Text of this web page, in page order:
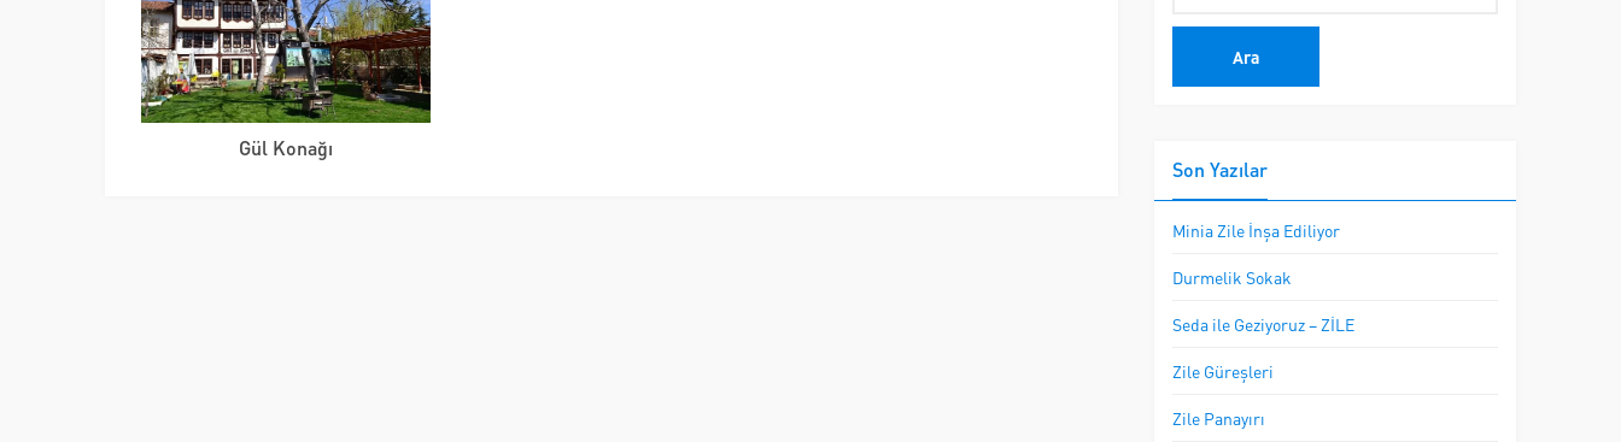
Gül Konağı
Son Yazılar
Minia Zile İnşa Ediliyor
Durmelik Sokak
Seda ile Geziyoruz – ZİLE
Zile Güreşleri
Zile Panayırı